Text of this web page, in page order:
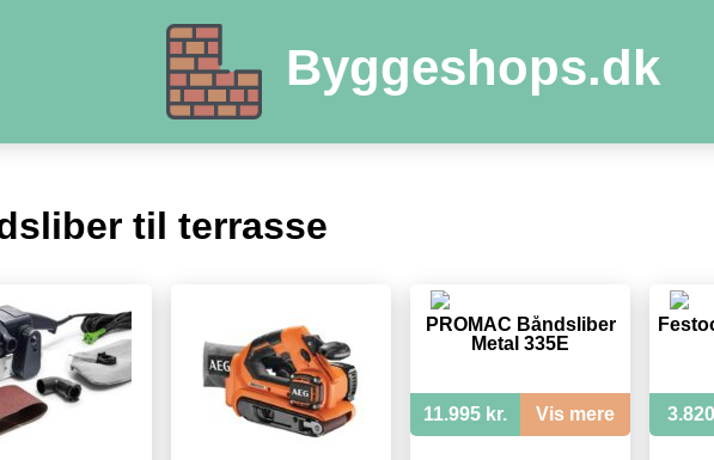
Byggeshops.dk
til terrasse
PROMAC Båndsliber
Metal 335E
11.995 kr. Vis mere